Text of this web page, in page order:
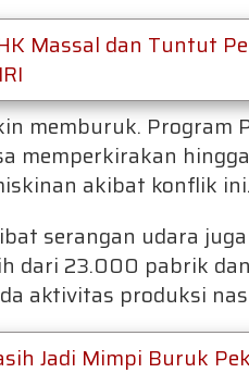
Massal dan Tuntut
memburuk. Program
memperkirakan
akibat konflik ini.
serangan udara
dari 23.000 pabrik
aktivitas produksi
Jadi Mimpi Buruk